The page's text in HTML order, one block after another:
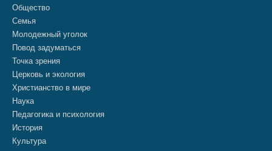
Общество
Семья
Молодежный уголок
Повод задуматься
Точка зрения
Церковь и экология
Христианство в мире
Наука
Педагогика и психология
История
Культура